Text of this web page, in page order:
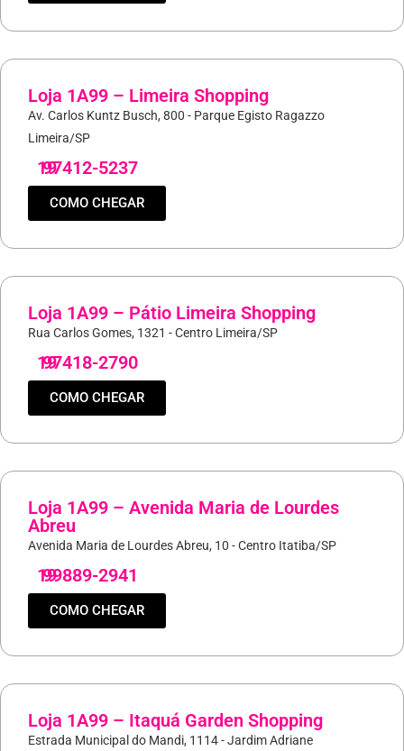
Loja 1A99 – Limeira Shopping
Av. Carlos Kuntz Busch, 800 - Parque Egisto Ragazzo
Limeira/SP
19
97412-5237
COMO CHEGAR
Loja 1A99 – Pátio Limeira Shopping
Rua Carlos Gomes, 1321 - Centro Limeira/SP
19
97418-2790
COMO CHEGAR
Loja 1A99 – Avenida Maria de Lourdes
Abreu
Avenida Maria de Lourdes Abreu, 10 - Centro Itatiba/SP
19
99889-2941
COMO CHEGAR
Loja 1A99 – Itaquá Garden Shopping
Estrada Municipal do Mandi, 1114 - Jardim Adriane